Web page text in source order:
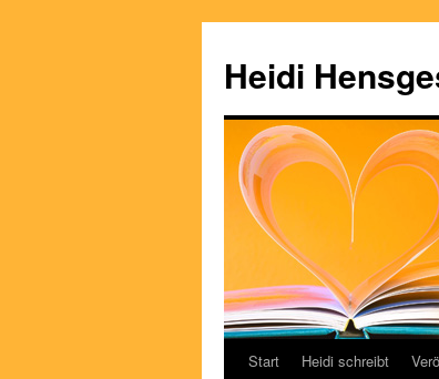
springen
Heidi
Start Heidi schreibt